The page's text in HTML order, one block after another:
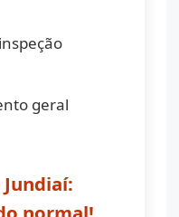
geral